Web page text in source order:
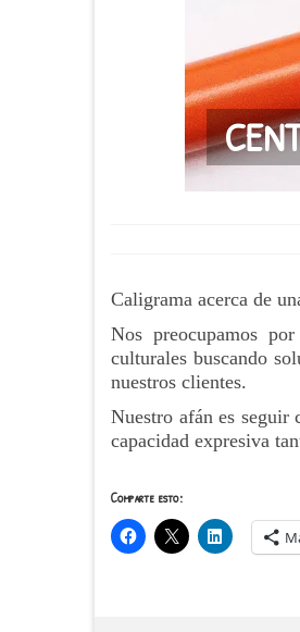
Caligrama acerca de
Nos preocupamos
culturales buscando
nuestros clientes.
Nuestro afán es seguir
capacidad expresiva
Comparte esto: